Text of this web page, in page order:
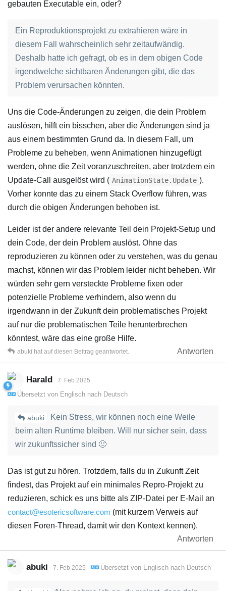
gebauten Executable ein, oder?
Ein Reproduktionsprojekt zu extrahieren wäre in
diesem Fall wahrscheinlich sehr zeitaufwändig.
Deshalb hatte ich gefragt, ob es in dem obigen Code
irgendwelche sichtbaren Änderungen gibt, die das
Problem verursachen könnten.
Uns die Code-Änderungen zu zeigen, die dein Problem
auslösen, hilft ein bisschen, aber die Änderungen sind ja
aus einem bestimmten Grund da. In diesem Fall, um
Probleme zu beheben, wenn Animationen hinzugefügt
werden, ohne die Zeit voranzuschreiten, aber trotzdem ein
Update-Call ausgelöst wird ( AnimationState.Update ).
Vorher konnte das zu einem Stack Overflow führen, was
durch die obigen Änderungen behoben ist.
Leider ist der andere relevante Teil dein Projekt-Setup und
dein Code, der dein Problem auslöst. Ohne das
reproduzieren zu können oder zu verstehen, was du genau
machst, können wir das Problem leider nicht beheben. Wir
würden sehr gern versteckte Probleme fixen oder
potenzielle Probleme verhindern, also wenn du
irgendwann in der Zukunft dein problematisches Projekt
auf nur die problematischen Teile herunterbrechen
könntest, wäre das eine große Hilfe.
Antworten
abuki hat auf diesen Beitrag geantwortet.
Harald 7. Feb 2025
Übersetzt von Englisch nach Deutsch
abuki
Kein Stress, wir können noch eine Weile
beim alten Runtime bleiben. Will nur sicher sein, dass
wir zukunftssicher sind 🙂
Das ist gut zu hören. Trotzdem, falls du in Zukunft Zeit
findest, das Projekt auf ein minimales Repro-Projekt zu
reduzieren, schick es uns bitte als ZIP-Datei per E-Mail an
contact@esotericsoftware.com (mit kurzem Verweis auf
diesen Foren-Thread, damit wir den Kontext kennen).
Antworten
abuki 7. Feb 2025 Übersetzt von Englisch nach Deutsch